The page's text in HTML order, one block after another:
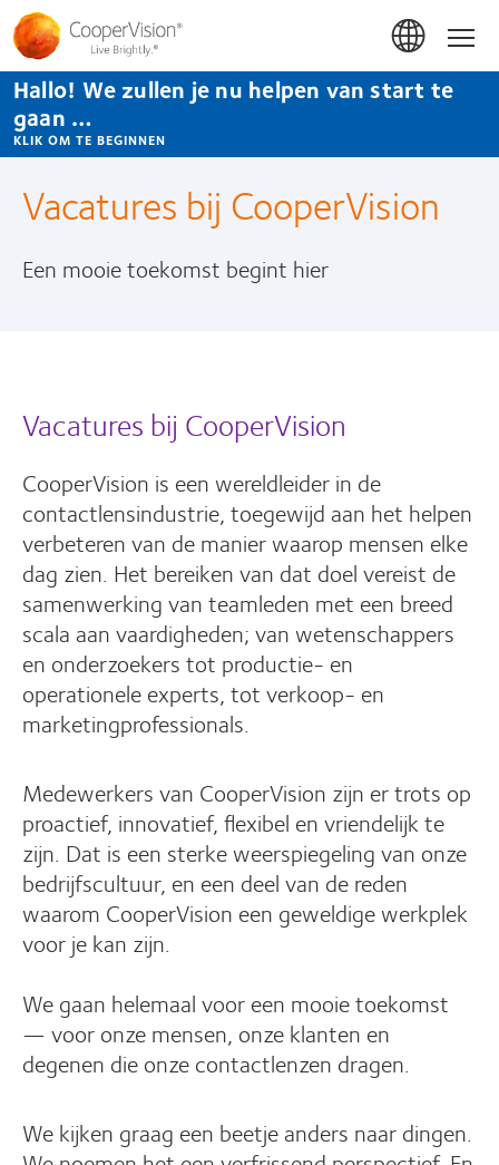
Overslaan
en
naar
de
inhoud
gaan
Hallo! We zullen je nu helpen van start te
gaan …
KLIK OM TE BEGINNEN
Vacatures bij CooperVision
Een mooie toekomst begint hier
Vacatures bij CooperVision
CooperVision is een wereldleider in de
contactlensindustrie, toegewijd aan het helpen
verbeteren van de manier waarop mensen elke
dag zien. Het bereiken van dat doel vereist de
samenwerking van teamleden met een breed
scala aan vaardigheden; van wetenschappers
en onderzoekers tot productie- en
operationele experts, tot verkoop- en
marketingprofessionals.
Medewerkers van CooperVision zijn er trots op
proactief, innovatief, flexibel en vriendelijk te
zijn. Dat is een sterke weerspiegeling van onze
bedrijfscultuur, en een deel van de reden
waarom CooperVision een geweldige werkplek
voor je kan zijn.
We gaan helemaal voor een mooie toekomst
— voor onze mensen, onze klanten en
degenen die onze contactlenzen dragen.
We kijken graag een beetje anders naar dingen.